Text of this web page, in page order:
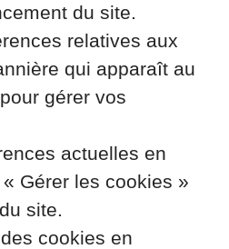
du site.
relatives aux
qui apparaît au
gérer vos
actuelles en
Gérer les cookies »
site.
cookies en